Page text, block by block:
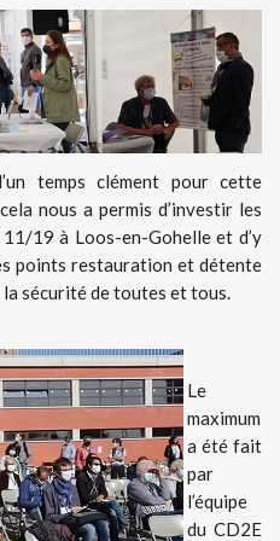
temps clément pour cette
nous a permis d’investir les
19 à Loos-en-Gohelle et d’y
points restauration et détente
sécurité de toutes et tous.
Le
maximum
a été fait
par
l’équipe
du CD2E